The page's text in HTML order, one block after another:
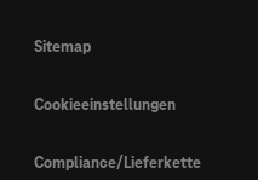
Sitemap
Cookieeinstellungen
Compliance/Lieferkette